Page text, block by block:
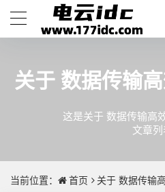
关于 数据传输
这是关于 数据传输高
文章列
当前位置： 首页 关于 数据传输